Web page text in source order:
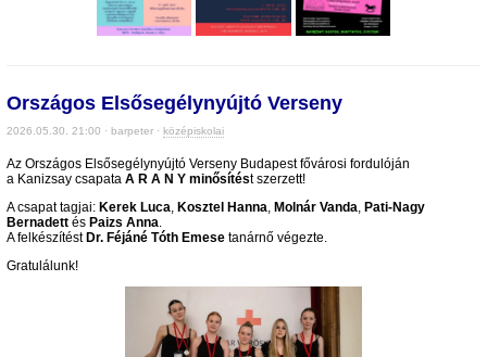
Országos Elsősegélynyújtó Verseny
2026.05.30. 21:00 · barpeter · középiskolai
Az Országos Elsősegélynyújtó Verseny Budapest fővárosi fordulóján
a Kanizsay csapata A R A N Y minősítést szerzett!
A csapat tagjai: Kerek Luca, Kosztel Hanna, Molnár Vanda, Pati-Nagy
Bernadett és Paizs Anna.
A felkészítést Dr. Féjáné Tóth Emese tanárnő végezte.
Gratulálunk!